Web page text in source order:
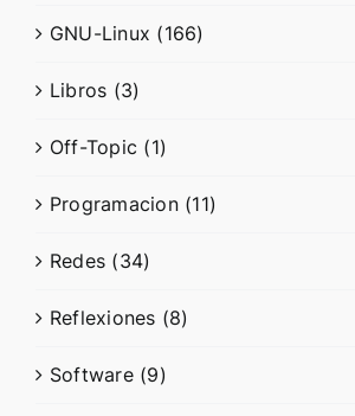
GNU-Linux (166)
Libros (3)
Off-Topic (1)
Programacion (11)
Redes (34)
Reflexiones (8)
Software (9)